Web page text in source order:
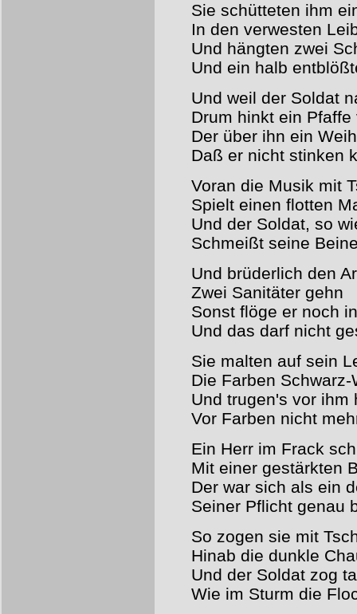
Sie schütteten ihm
In den verwesten
Und hängten zwei
Und ein halb
Und weil der Soldat
Drum hinkt ein Pfaffe
Der über ihn ein
Daß er nicht stinken
Voran die Musik mit
Spielt einen flotten
Und der Soldat, so
Schmeißt seine
Und brüderlich den
Zwei Sanitäter gehn
Sonst flöge er noch
Und das darf nicht
Sie malten auf sein
Die Farben Schwarz-
Und trugen's vor ihm
Vor Farben nicht
Ein Herr im Frack
Mit einer gestärkten
Der war sich als ein
Seiner Pflicht genau
So zogen sie mit
Hinab die dunkle
Und der Soldat zog
Wie im Sturm die